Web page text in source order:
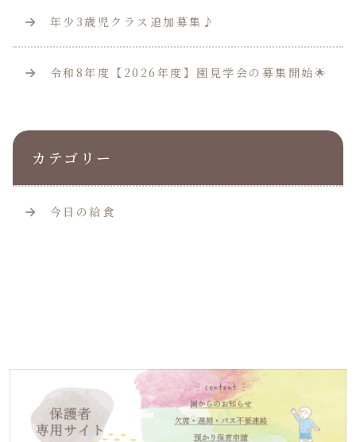
年少3歳児クラス追加募集♪
令和8年度【2026年度】園見学会の募集開始🌟
カテゴリー
今日の給食